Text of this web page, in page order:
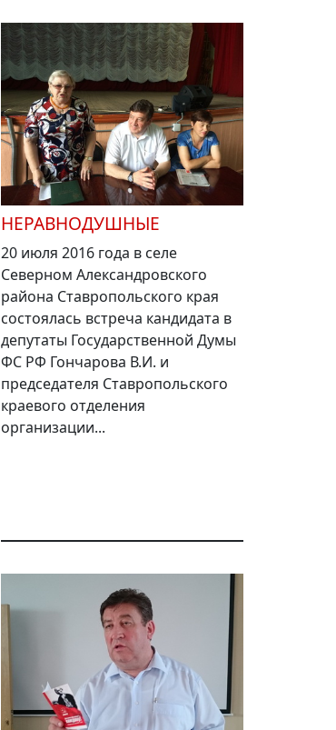
НЕРАВНОДУШНЫЕ
20 июля 2016 года в селе
Северном Александровского
района Ставропольского края
состоялась встреча кандидата в
депутаты Государственной Думы
ФС РФ Гончарова В.И. и
председателя Ставропольского
краевого отделения
организации...